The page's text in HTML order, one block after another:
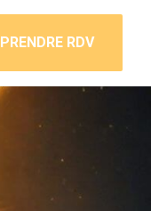
PRENDRE RDV